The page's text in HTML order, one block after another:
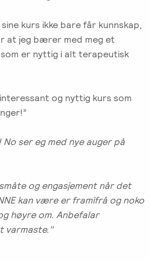
kurs ikke bare får kunnskap,
at jeg bærer med meg et
er nyttig i alt terapeutisk
og nyttig kurs som
ser eg med nye auger på
og engasjement når det
kan være er framifrå og noko
høyre om. Anbefalar
varmaste."